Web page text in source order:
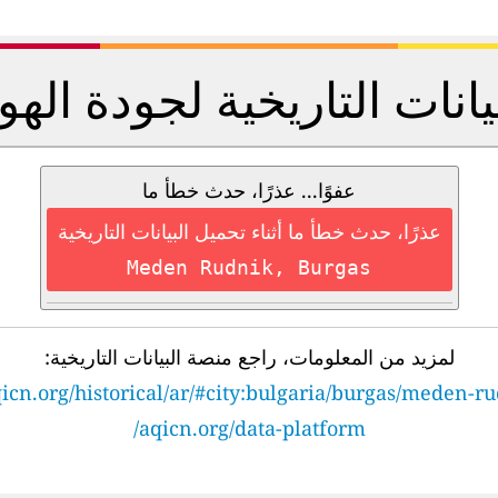
التاريخية لجودة
عفوًا... عذرًا، حدث خطأ ما
عذرًا، حدث خطأ ما أثناء تحميل البيانات التاريخية
Meden Rudnik, Burgas
لمزيد من المعلومات، راجع منصة البيانات التاريخية:
historical/ar/#city:bulgaria/burgas/meden-
aqicn.org/data-platform/